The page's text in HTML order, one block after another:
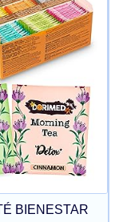
BIENESTAR